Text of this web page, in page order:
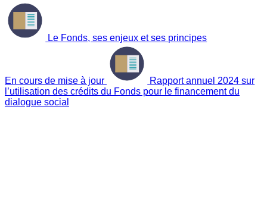
Le Fonds, ses enjeux et ses principes
En cours de mise à jour
Rapport annuel 2024 sur
l’utilisation des crédits du Fonds pour le financement du
dialogue social